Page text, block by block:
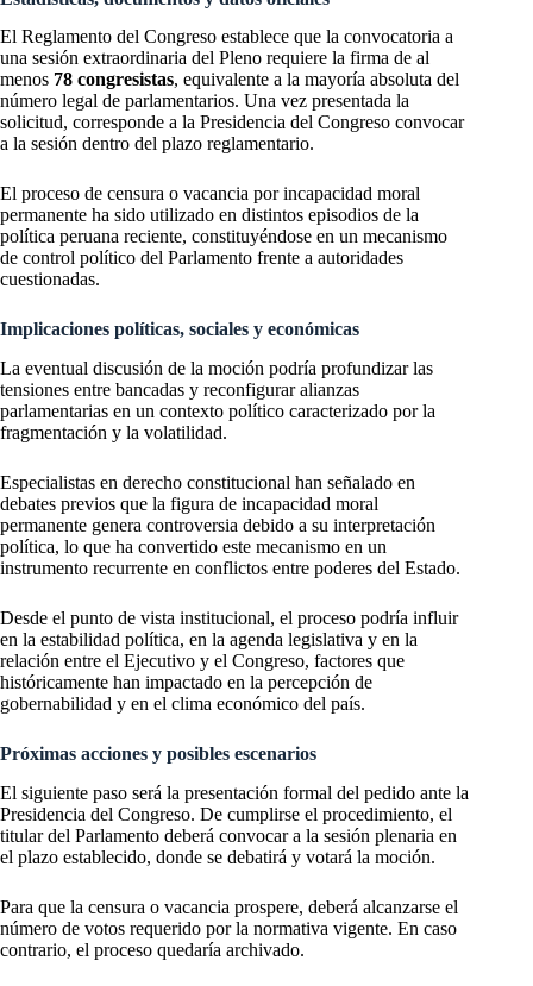
El Reglamento del Congreso establece que la convocatoria a
una sesión extraordinaria del Pleno requiere la firma de al
menos 78 congresistas, equivalente a la mayoría absoluta del
número legal de parlamentarios. Una vez presentada la
solicitud, corresponde a la Presidencia del Congreso convocar
a la sesión dentro del plazo reglamentario.
El proceso de censura o vacancia por incapacidad moral
permanente ha sido utilizado en distintos episodios de la
política peruana reciente, constituyéndose en un mecanismo
de control político del Parlamento frente a autoridades
cuestionadas.
Implicaciones políticas, sociales y económicas
La eventual discusión de la moción podría profundizar las
tensiones entre bancadas y reconfigurar alianzas
parlamentarias en un contexto político caracterizado por la
fragmentación y la volatilidad.
Especialistas en derecho constitucional han señalado en
debates previos que la figura de incapacidad moral
permanente genera controversia debido a su interpretación
política, lo que ha convertido este mecanismo en un
instrumento recurrente en conflictos entre poderes del Estado.
Desde el punto de vista institucional, el proceso podría influir
en la estabilidad política, en la agenda legislativa y en la
relación entre el Ejecutivo y el Congreso, factores que
históricamente han impactado en la percepción de
gobernabilidad y en el clima económico del país.
Próximas acciones y posibles escenarios
El siguiente paso será la presentación formal del pedido ante la
Presidencia del Congreso. De cumplirse el procedimiento, el
titular del Parlamento deberá convocar a la sesión plenaria en
el plazo establecido, donde se debatirá y votará la moción.
Para que la censura o vacancia prospere, deberá alcanzarse el
número de votos requerido por la normativa vigente. En caso
contrario, el proceso quedaría archivado.